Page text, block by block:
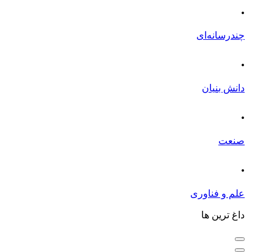
.
چندرسانه‌ای
.
دانش بنیان
.
صنعت
.
علم و فناوری
داغ ترین ها